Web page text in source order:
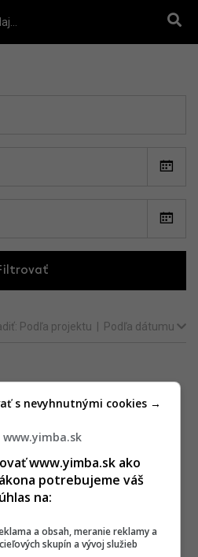
Podľa projektu Podľa dátumu
www.yimba.sk ako
potrebujeme váš
na:
a obsah, meranie reklamy a
skupín a vývoj služieb
s nevyhnutnými cookies →